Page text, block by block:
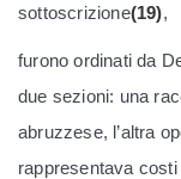
sottoscrizione(19),
furono ordinati da
due sezioni: una
abruzzese, l’altra
rappresentava